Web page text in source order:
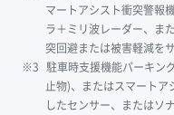
マートアシスト衝突警報
ラ＋ミリ波レーダー、ま
突回避または被害軽減をサ
駐車時支援機能パーキン
止物)、またはスマート
したセンサー、またはソ